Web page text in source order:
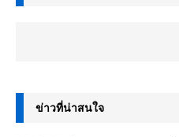
ข่าวที่น่าสนใจ